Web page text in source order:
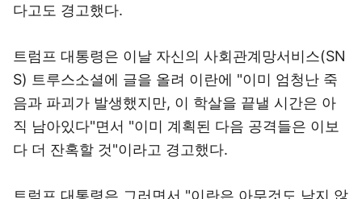
다고도 경고했다.
트럼프 대통령은 이날 자신의 사회관계망서비스(SN
S) 트루스소셜에 글을 올려 이란에 "이미 엄청난 죽
음과 파괴가 발생했지만, 이 학살을 끝낼 시간은 아
직 남아있다"면서 "이미 계획된 다음 공격들은 이보
다 더 잔혹할 것"이라고 경고했다.
트럼프 대통령은 그러면서 "이란은 아무것도 남지 않